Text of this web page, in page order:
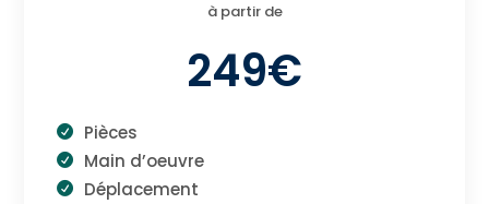
à partir de
249€
Pièces
Main d’oeuvre
Déplacement